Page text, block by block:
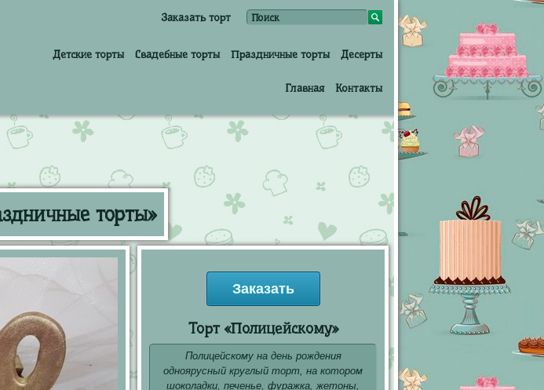
Заказать торт
Детские торты Свадебные торты Праздничные торты Десерты
Главная Контакты
торты»
Заказать
Торт «Полицейскому»
Полицейскому на день рождения
одноярусный круглый торт, на котором
шоколадки, печенье, фуражка, жетоны,